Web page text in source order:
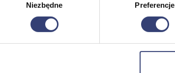
Niezbędne Preferencje